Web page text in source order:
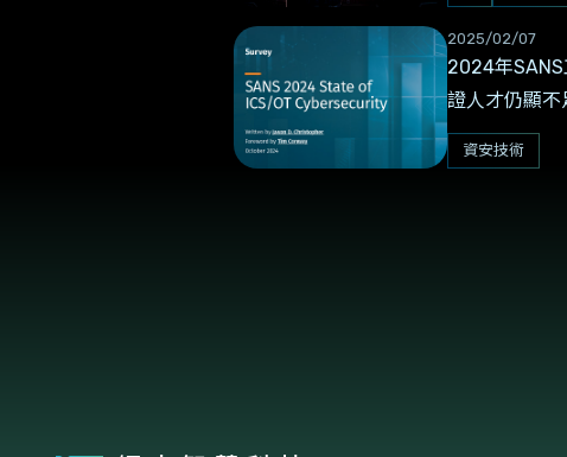
2025/02/07
2024年
證人才仍顯不
資安技術